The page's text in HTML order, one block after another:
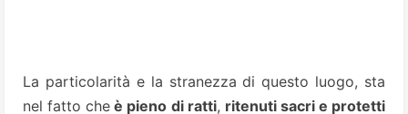
La particolarità e la stranezza di questo luogo, sta
nel fatto che è pieno di ratti, ritenuti sacri e protetti